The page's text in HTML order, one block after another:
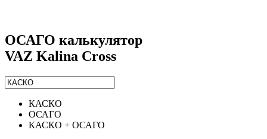
ОСАГО калькулятор
VAZ Kalina Cross
КАСКО
ОСАГО
КАСКО + ОСАГО